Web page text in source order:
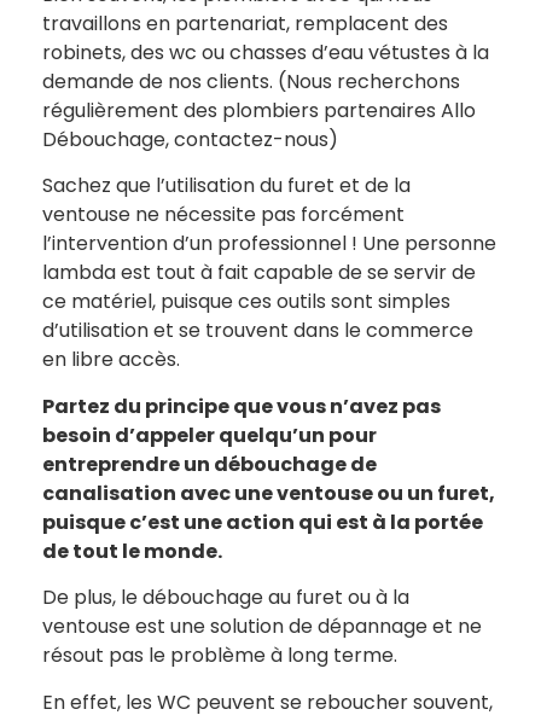
travaillons en partenariat, remplacent des
robinets, des wc ou chasses d’eau vétustes à la
demande de nos clients. (Nous recherchons
régulièrement des plombiers partenaires Allo
Débouchage, contactez-nous)
Sachez que l’utilisation du furet et de la
ventouse ne nécessite pas forcément
l’intervention d’un professionnel ! Une personne
lambda est tout à fait capable de se servir de
ce matériel, puisque ces outils sont simples
d’utilisation et se trouvent dans le commerce
en libre accès.
Partez du principe que vous n’avez pas
besoin d’appeler quelqu’un pour
entreprendre un débouchage de
canalisation avec une ventouse ou un furet,
puisque c’est une action qui est à la portée
de tout le monde.
De plus, le débouchage au furet ou à la
ventouse est une solution de dépannage et ne
résout pas le problème à long terme.
En effet, les WC peuvent se reboucher souvent,